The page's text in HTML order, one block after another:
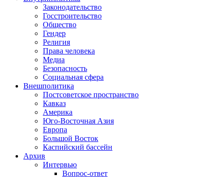
Законодательство
Госстроительство
Общество
Гендер
Религия
Права человека
Медиа
Безопасность
Социальная сфера
Внешполитика
Постсоветское пространство
Кавказ
Америка
Юго-Восточная Азия
Европа
Большой Восток
Каспийский бассейн
Архив
Интервью
Вопрос-ответ